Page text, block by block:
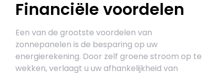
Financiële voordelen
Een van de grootste voordelen van
zonnepanelen is de besparing op uw
energierekening. Door zelf groene stroom op te
wekken, verlaagt u uw afhankelijkheid van